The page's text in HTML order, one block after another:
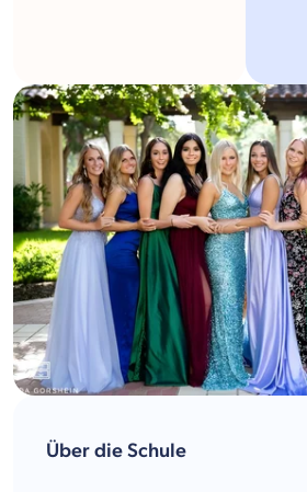
Über die Schule